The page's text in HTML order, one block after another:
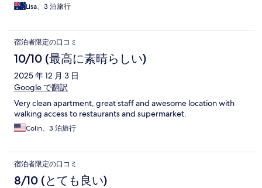
Lisa、3 泊旅行
宿泊者限定の口コミ
10/10 (最高に素晴らしい)
2025 年 12 月 3 日
Google で翻訳
Very clean apartment, great staff and awesome location with
walking access to restaurants and supermarket.
Colin、3 泊旅行
宿泊者限定の口コミ
8/10 (とても良い)